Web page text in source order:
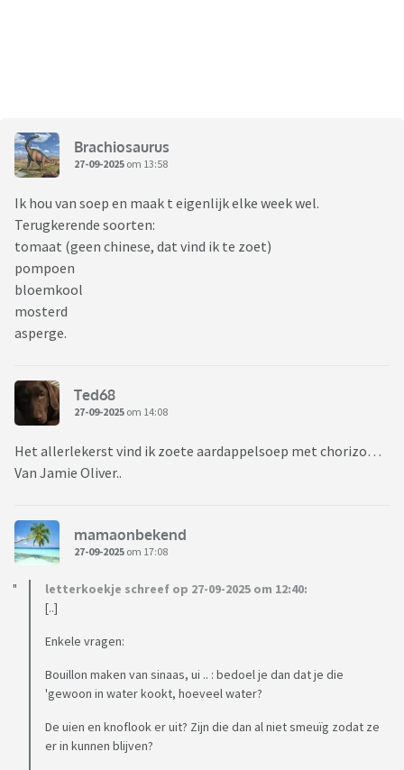
Brachiosaurus
27-09-2025 om 13:58
Ik hou van soep en maak t eigenlijk elke week wel.
Terugkerende soorten:
tomaat (geen chinese, dat vind ik te zoet)
pompoen
bloemkool
mosterd
asperge.
Ted68
27-09-2025 om 14:08
Het allerlekerst vind ik zoete aardappelsoep met chorizo…
Van Jamie Oliver..
mamaonbekend
27-09-2025 om 17:08
letterkoekje schreef op 27-09-2025 om 12:40:
[..]
Enkele vragen:
Bouillon maken van sinaas, ui .. : bedoel je dan dat je die
'gewoon in water kookt, hoeveel water?
De uien en knoflook er uit? Zijn die dan al niet smeuïg zodat ze
er in kunnen blijven?